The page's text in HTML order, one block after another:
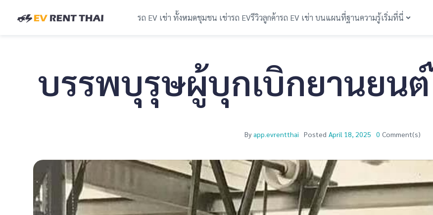
รถ EV เช่า ทั้งหมดชุมชน เช่ารถ EVรีวิวลูกค้ารถ EV เช่า บนแผนที่ฐานความรู้เริ่มที่นี่
บรรพบุรุษผู้บุกเบิกยานยน
By app.evrentthai Posted April 18, 2025 0 Comment(s)